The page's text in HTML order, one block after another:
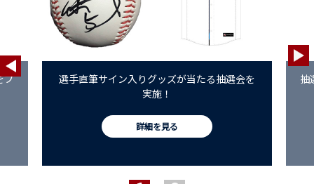
プ
選手直筆サイン入りグッズが当たる抽選会を
実施！
詳細を見る
抽